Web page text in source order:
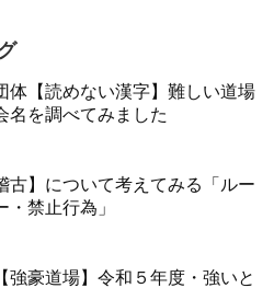
体【読めない漢字】難しい道場
名を調べてみました
古】について考えてみる「ルー
・禁止行為」
強豪道場】令和５年度・強いと